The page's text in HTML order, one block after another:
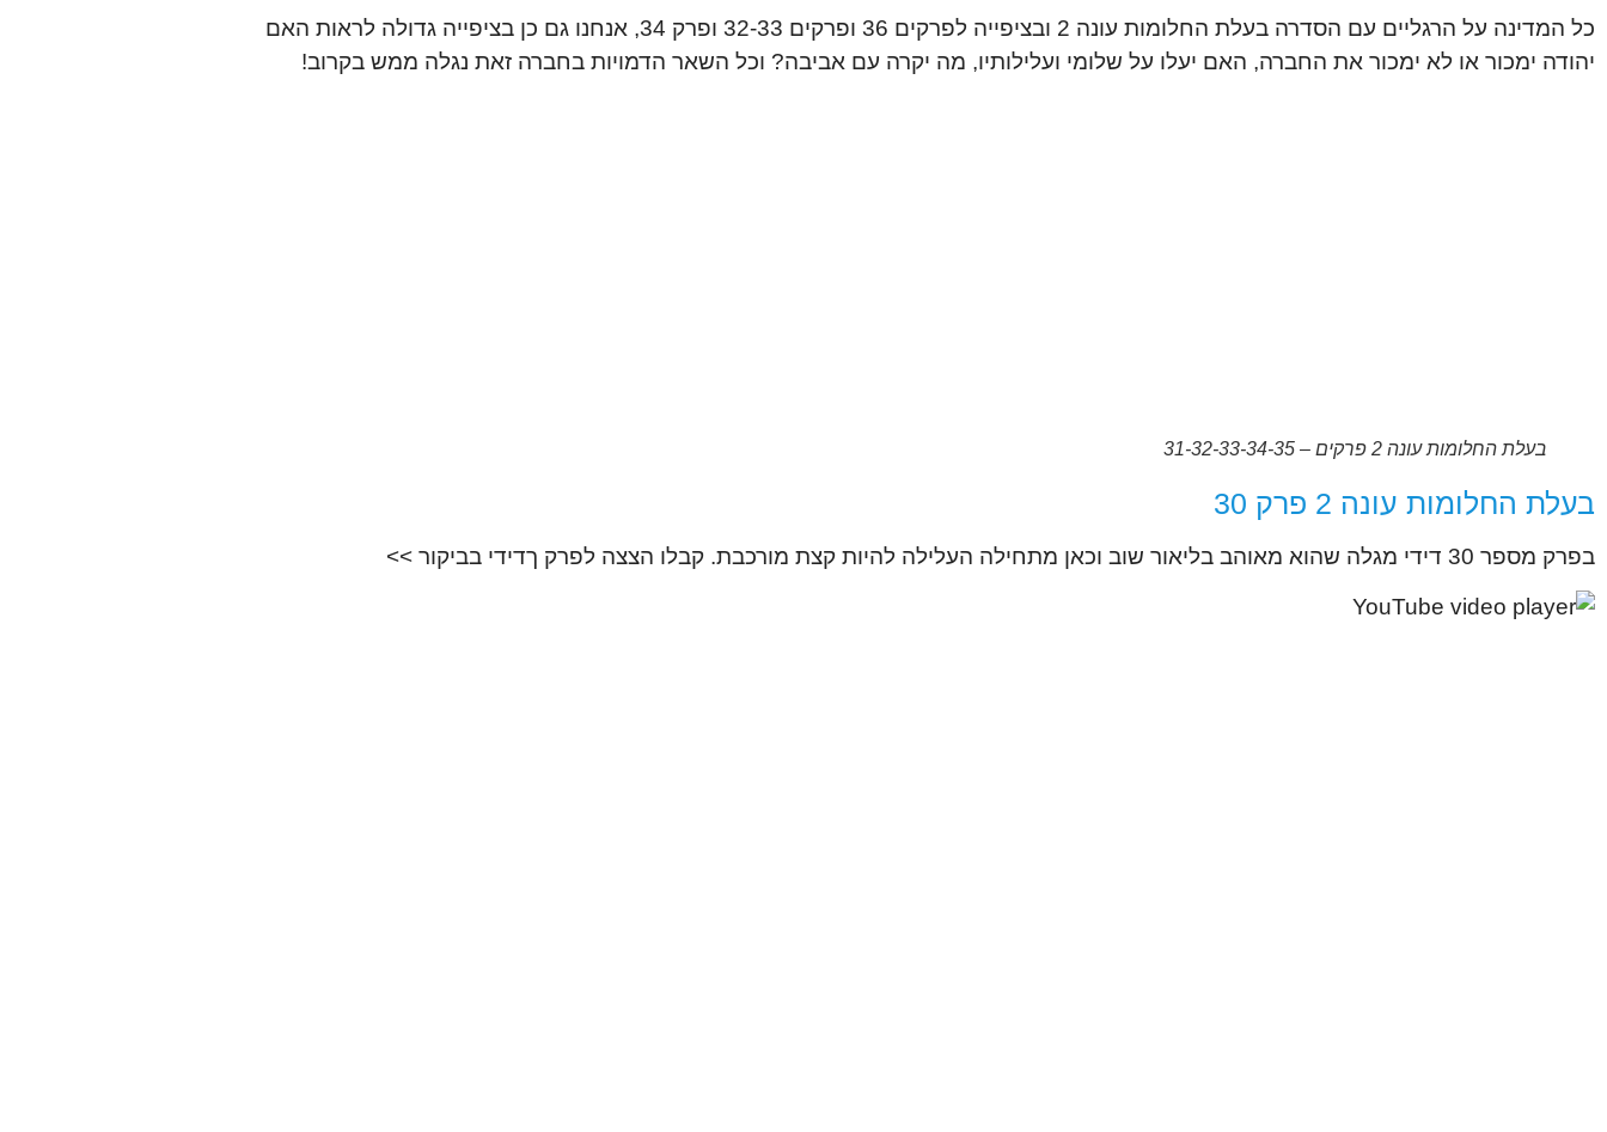
כל המדינה על הרגליים עם הסדרה בעלת החלומות עונה 2 ובציפייה לפרקים 36 ופרקים 32-33 ופרק 34, אנחנו גם כן בציפייה גדולה לראות האם
יהודה ימכור או לא ימכור את החברה, האם יעלו על שלומי ועלילותיו, מה יקרה עם אביבה? וכל השאר הדמויות בחברה זאת נגלה ממש בקרוב!
בעלת החלומות עונה 2 פרקים – 31-32-33-34-35
בעלת החלומות עונה 2 פרק 30
בפרק מספר 30 דידי מגלה שהוא מאוהב בליאור שוב וכאן מתחילה העלילה להיות קצת מורכבת. קבלו הצצה לפרק ךדידי בביקור >>